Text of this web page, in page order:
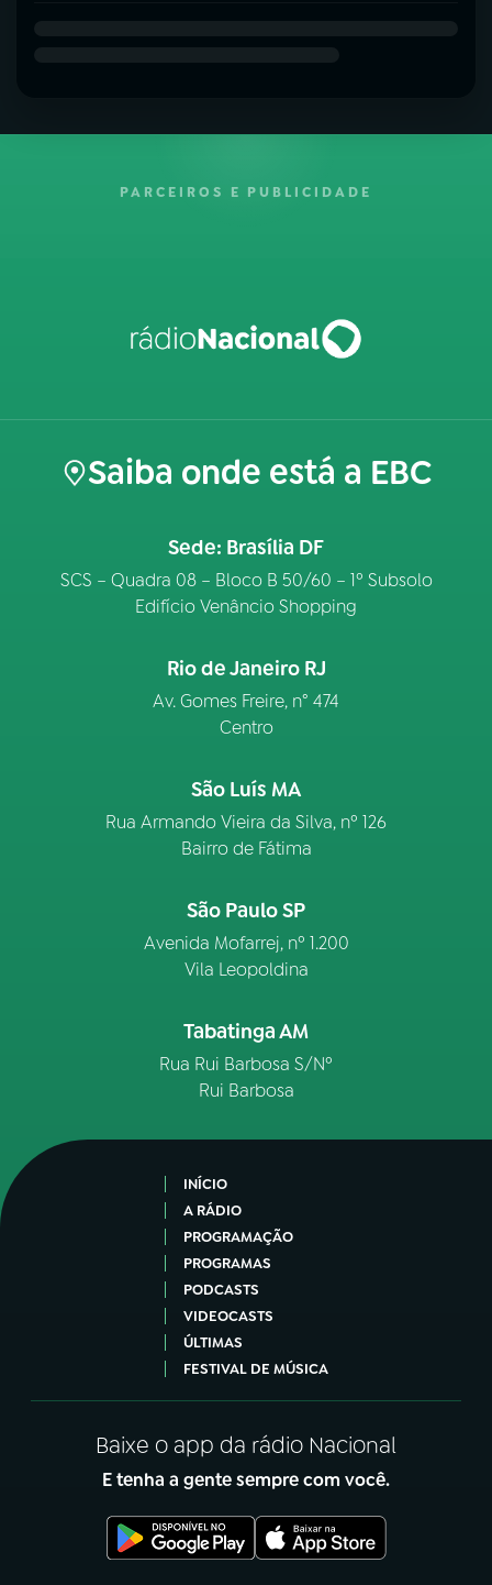
PARCEIROS E PUBLICIDADE
Saiba onde está a EBC
Sede: Brasília DF
SCS – Quadra 08 – Bloco B 50/60 – 1º Subsolo
Edifício Venâncio Shopping
Rio de Janeiro RJ
Av. Gomes Freire, n° 474
Centro
São Luís MA
Rua Armando Vieira da Silva, nº 126
Bairro de Fátima
São Paulo SP
Avenida Mofarrej, nº 1.200
Vila Leopoldina
Tabatinga AM
Rua Rui Barbosa S/Nº
Rui Barbosa
INÍCIO
A RÁDIO
PROGRAMAÇÃO
PROGRAMAS
PODCASTS
VIDEOCASTS
ÚLTIMAS
FESTIVAL DE MÚSICA
Baixe o app da rádio Nacional
E tenha a gente sempre com você.